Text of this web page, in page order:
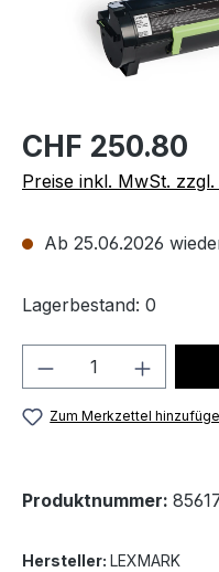
CHF 250.80
Preise inkl. MwSt.
Ab 25.06.2026
Lagerbestand: 0
Produkt
Zum Merkzettel
Produktnummer:
Hersteller: LEXMARK